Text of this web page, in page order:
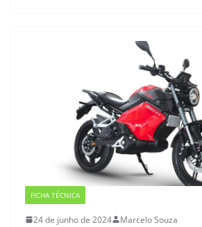
FICHA TÉCNICA
24 de junho de 2024 Marcelo Souza